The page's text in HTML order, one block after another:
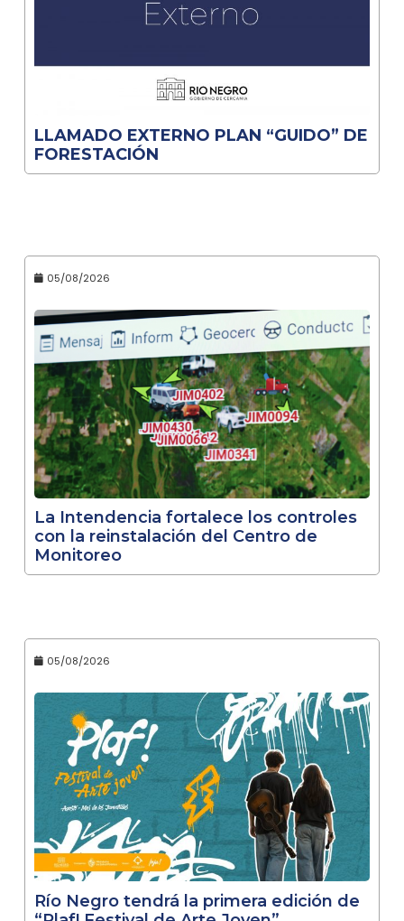
LLAMADO EXTERNO PLAN “GUIDO” DE
FORESTACIÓN
05/08/2026
La Intendencia fortalece los controles
con la reinstalación del Centro de
Monitoreo
05/08/2026
Río Negro tendrá la primera edición de